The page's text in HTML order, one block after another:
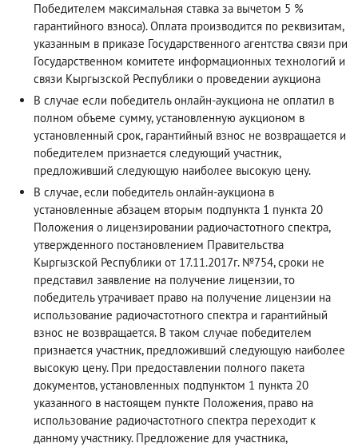
Победителем максимальная ставка за вычетом 5 %
гарантийного взноса). Оплата производится по реквизитам,
указанным в приказе Государственного агентства связи при
Государственном комитете информационных технологий и
связи Кыргызской Республики о проведении аукциона
В случае если победитель онлайн-аукциона не оплатил в
полном объеме сумму, установленную аукционом в
установленный срок, гарантийный взнос не возвращается и
победителем признается следующий участник,
предложивший следующую наиболее высокую цену.
В случае, если победитель онлайн-аукциона в
установленные абзацем вторым подпункта 1 пункта 20
Положения о лицензировании радиочастотного спектра,
утвержденного постановлением Правительства
Кыргызской Республики от 17.11.2017г. №754, сроки не
представил заявление на получение лицензии, то
победитель утрачивает право на получение лицензии на
использование радиочастотного спектра и гарантийный
взнос не возвращается. В таком случае победителем
признается участник, предложивший следующую наиболее
высокую цену. При предоставлении полного пакета
документов, установленных подпунктом 1 пункта 20
указанного в настоящем пункте Положения, право на
использование радиочастотного спектра переходит к
данному участнику. Предложение для участника,